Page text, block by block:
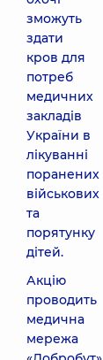
зможуть
здати
кров для
потреб
медичних
закладів
України в
лікуванні
поранених
військових
та
порятунку
дітей.
Акцію
проводить
медична
мережа